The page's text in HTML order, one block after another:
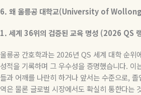
6. 왜 울릉공 대학교(University of
1. 세계 36위의 검증된 교육 명성 (2026 QS
울릉공 간호학과는 2026년 QS 세계 대학 순위
성적을 기록하며 그 우수성을 증명했습니다. 이
들과 어깨를 나란히 하거나 앞서는 수준으로, 졸
역은 물론 글로벌 시장에서도 확실히 통한다는